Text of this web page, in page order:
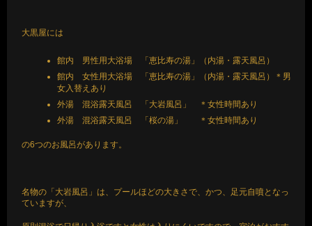
大黒屋には
館内 男性用大浴場 「恵比寿の湯」（内湯・露天風呂）
館内 女性用大浴場 「恵比寿の湯」（内湯・露天風呂）＊男
女入替えあり
外湯 混浴露天風呂 「大岩風呂」 ＊女性時間あり
外湯 混浴露天風呂 「桜の湯」 ＊女性時間あり
の6つのお風呂があります。
名物の「大岩風呂」は、プールほどの大きさで、かつ、足元自噴となっ
ていますが、